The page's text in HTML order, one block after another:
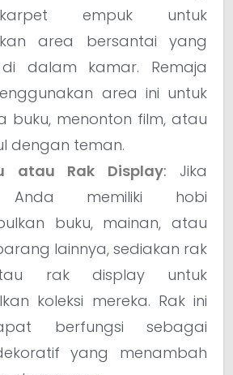
empuk untuk
area bersantai yang
dalam kamar. Remaja
area ini untuk
buku, menonton film, atau
dengan teman.
atau Rak Display: Jika
Anda memiliki hobi
buku, mainan, atau
lainnya, sediakan rak
rak display untuk
koleksi mereka. Rak ini
berfungsi sebagai
yang menambah